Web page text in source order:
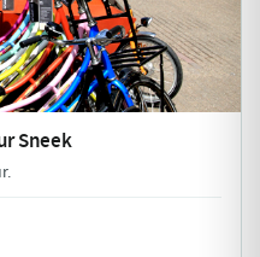
Sneek